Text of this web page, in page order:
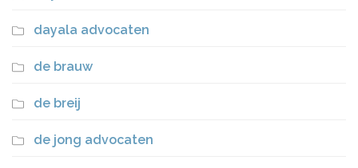
dayala advocaten
de brauw
de breij
de jong advocaten